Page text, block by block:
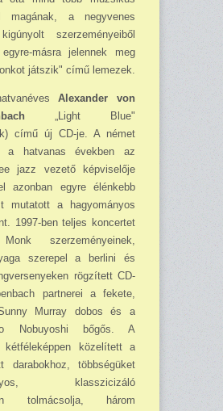
magának, a negyvenes
szerzeményeiből
másra jelennek meg
játszik" című lemezek.
Alexander von
„Light Blue"
című új CD-je. A német
a hatvanas években az
jazz vezető képviselője
azonban egyre élén­kebb
mutatott a hagyományos
1997-ben teljes koncertet
szerzeményeinek,
szerepel a berlini és
rögzített CD-
partnerei a fekete,
Murray dobos és a
Nobu­yoshi bőgős. A
kétféleképpen közelített a
darabokhoz, többségüket
klasszicizáló
tolmácsolja, három